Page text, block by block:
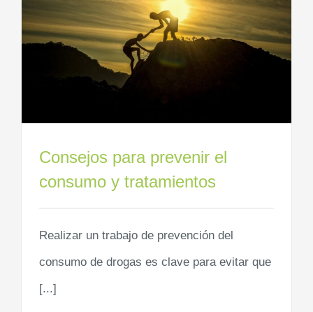
Consejos para prevenir el
consumo y tratamientos
Realizar un trabajo de prevención del
consumo de drogas es clave para evitar que
[...]